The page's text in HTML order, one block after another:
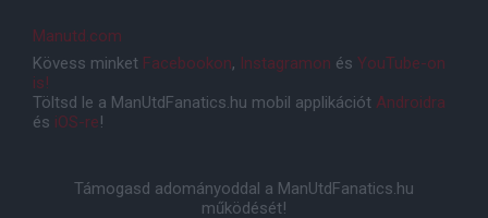
Manutd.com
Kövess minket Facebookon, Instagramon és YouTube-on
is!
Töltsd le a ManUtdFanatics.hu mobil applikációt Androidra
és iOS-re!
Támogasd adományoddal a ManUtdFanatics.hu
működését!